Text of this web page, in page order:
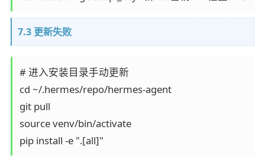
7.3 更新失败
# 进入安装目录手动更新
cd ~/.hermes/repo/hermes-agent
git pull
source venv/bin/activate